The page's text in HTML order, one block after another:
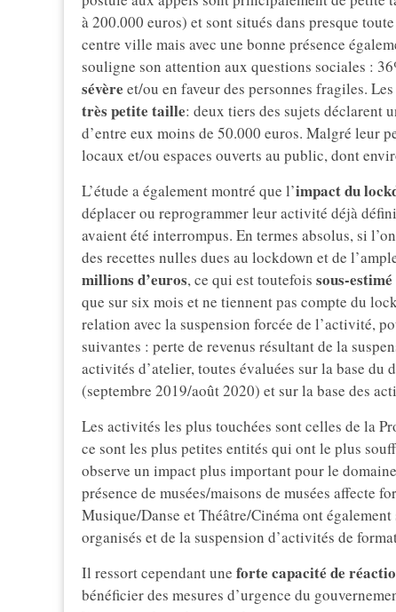
à 200.000 euros) et sont situés dans presque
centre ville mais avec une bonne présence
souligne son attention aux questions sociales :
sévère et/ou en faveur des personnes fragiles.
très petite taille: deux tiers des sujets déclarent
d’entre eux moins de 50.000 euros. Malgré leur
locaux et/ou espaces ouverts au public, dont
L’étude a également montré que l’impact du
déplacer ou reprogrammer leur activité déjà
avaient été interrompus. En termes absolus, si
des recettes nulles dues au lockdown et de
millions d’euros, ce qui est toutefois sous-estimé
que sur six mois et ne tiennent pas compte du
relation avec la suspension forcée de l’activité,
suivantes : perte de revenus résultant de la
activités d’atelier, toutes évaluées sur la base
(septembre 2019/août 2020) et sur la base des
Les activités les plus touchées sont celles de la
ce sont les plus petites entités qui ont le plus
observe un impact plus important pour le
présence de musées/maisons de musées affecte
Musique/Danse et Théâtre/Cinéma ont
organisés et de la suspension d’activités de
Il ressort cependant une forte capacité de
bénéficier des mesures d’urgence du